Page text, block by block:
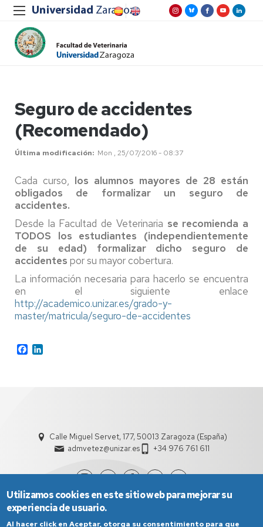
Seguro de accidentes
(Recomendado)
Última modificación Mon , 25/07/2016 - 08:37
Cada curso, los alumnos mayores de 28 están
obligados de formalizar un seguro de
accidentes.
Desde la Facultad de Veterinaria se recomienda a
TODOS los estudiantes (independientemente
de su edad) formalizar dicho seguro de
accidentes por su mayor cobertura.
La información necesaria para hacerlo se encuentra
en el siguiente enlace
http://academico.unizar.es/grado-y-
master/matricula/seguro-de-accidentes
Facebook
Calle Miguel Servet, 177, 50013 Zaragoza (España)
admvetez@unizar.es
+34 976 761 611
Utilizamos cookies en este sitio web para mejorar su
experiencia de usuario.
Al hacer click en Aceptar, otorga su consentimiento para que